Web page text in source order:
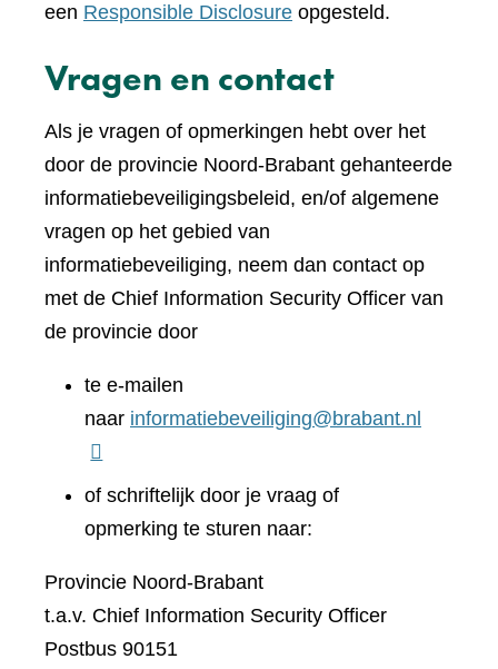
een Responsible Disclosure opgesteld.
Vragen en contact
Als je vragen of opmerkingen hebt over het
door de provincie Noord-Brabant gehanteerde
informatiebeveiligingsbeleid, en/of algemene
vragen op het gebied van
informatiebeveiliging, neem dan contact op
met de Chief Information Security Officer van
de provincie door
te e-mailen
naar informatiebeveiliging@brabant.nl
of schriftelijk door je vraag of
opmerking te sturen naar:
Provincie Noord-Brabant
t.a.v. Chief Information Security Officer
Postbus 90151